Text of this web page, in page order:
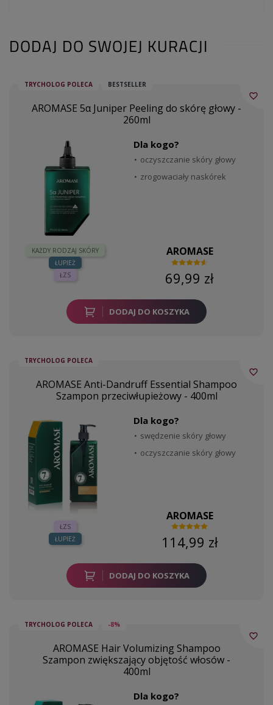
DODAJ DO SWOJEJ KURACJI
TRYCHOLOG POLECA BESTSELLER
AROMASE 5α Juniper Peeling do skórę głowy -
260ml
KAŻDY RODZAJ SKÓRY
ŁUPIEŻ
ŁZS
Dla kogo?
oczyszczanie skóry głowy
zrogowaciały naskórek
AROMASE
69,99 zł
DODAJ DO KOSZYKA
favorite_border
TRYCHOLOG POLECA
AROMASE Anti-Dandruff Essential Shampoo
Szampon przeciwłupieżowy - 400ml
ŁZS
ŁUPIEŻ
Dla kogo?
swędzenie skóry głowy
oczyszczanie skóry głowy
AROMASE
114,99 zł
DODAJ DO KOSZYKA
favorite_border
TRYCHOLOG POLECA -8%
AROMASE Hair Volumizing Shampoo
Szampon zwiększający objętość włosów -
400ml
Dla kogo?
favorite_border